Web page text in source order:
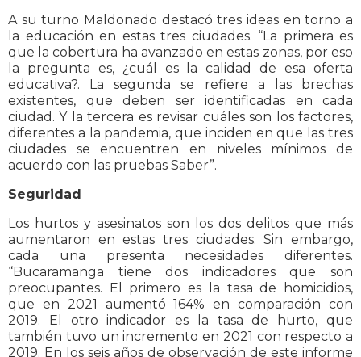
A su turno Maldonado destacó tres ideas en torno a
la educación en estas tres ciudades. “La primera es
que la cobertura ha avanzado en estas zonas, por eso
la pregunta es, ¿cuál es la calidad de esa oferta
educativa?. La segunda se refiere a las brechas
existentes, que deben ser identificadas en cada
ciudad. Y la tercera es revisar cuáles son los factores,
diferentes a la pandemia, que inciden en que las tres
ciudades se encuentren en niveles mínimos de
acuerdo con las pruebas Saber”.
Seguridad
Los hurtos y asesinatos son los dos delitos que más
aumentaron en estas tres ciudades. Sin embargo,
cada una presenta necesidades diferentes.
“Bucaramanga tiene dos indicadores que son
preocupantes. El primero es la tasa de homicidios,
que en 2021 aumentó 164% en comparación con
2019. El otro indicador es la tasa de hurto, que
también tuvo un incremento en 2021 con respecto a
2019. En los seis años de observación de este informe